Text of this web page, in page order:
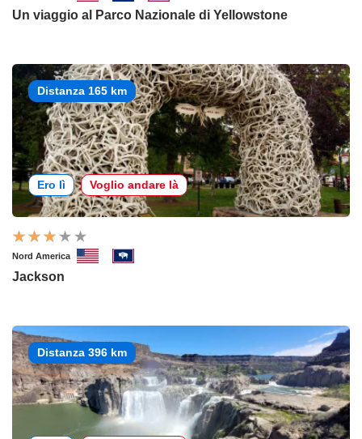
Un viaggio al Parco Nazionale di Yellowstone
Distanza 165 km
Ero lì Voglio andare là
Nord America
Jackson
Distanza 396 km